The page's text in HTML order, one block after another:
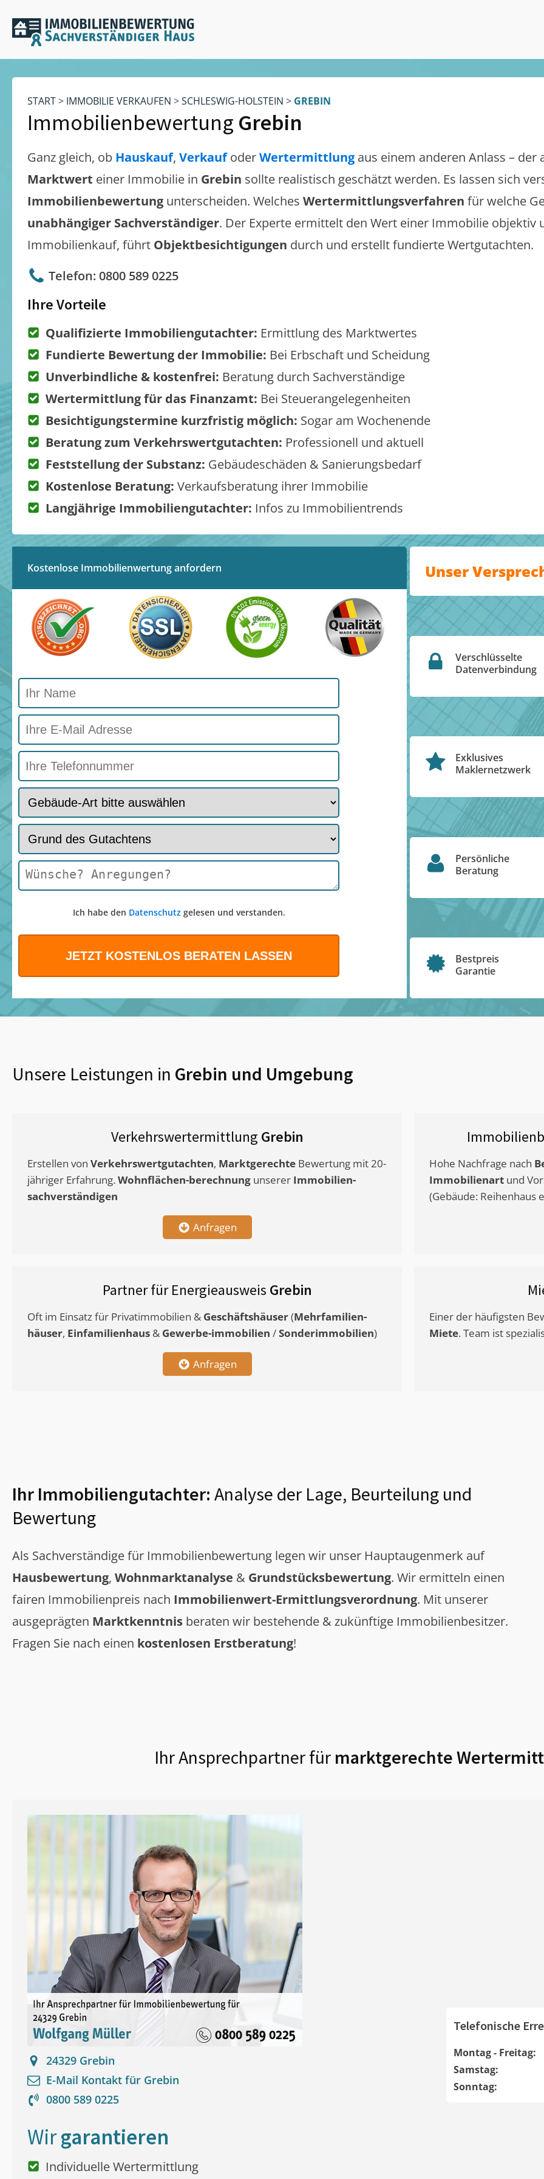
START> IMMOBILIE VERKAUFEN >SCHLESWIG-HOLSTEIN > GREBIN
Immobilienbewertung Grebin
Ganz gleich, ob Hauskauf, VerkaufoderWertermittlung aus einem anderen Anlass – der
Marktwert einer Immobilie in Grebin sollte realistisch geschätzt werden. Es lassen sich
Immobilienbewertung unterscheiden. Welches Wertermittlungsverfahren für welche
unabhängiger Sachverständiger. Der Experte ermittelt den Wert einer Immobilie objektiv
Immobilienkauf, führt Objektbesichtigungen durch und erstellt fundierte Wertgutachten.
Telefon: 0800 589 0225
Ihre Vorteile
Qualifizierte Immobiliengutachter: Ermittlung des Marktwertes
Fundierte Bewertung der Immobilie: Bei Erbschaft und Scheidung
Unverbindliche & kostenfrei: Beratung durch Sachverständige
Wertermittlung für das Finanzamt: Bei Steuerangelegenheiten
Besichtigungstermine kurzfristig möglich: Sogar am Wochenende
Beratung zum Verkehrswertgutachten: Professionell und aktuell
Feststellung der Substanz: Gebäudeschäden & Sanierungsbedarf
Kostenlose Beratung: Verkaufsberatung ihrer Immobilie
Langjährige Immobiliengutachter: Infos zu Immobilientrends
Kostenlose Immobilienwertung anfordern
Ich habe den Datenschutzgelesen und verstanden.
Unser
Verschlüsselte
Datenverbindung
Exklusives
Maklernetzwerk
Persönliche
Beratung
Bestpreis
Garantie
Unsere Leistungen in Grebin und Umgebung
Verkehrswertermittlung Grebin
Erstellen von Verkehrswertgutachten, Marktgerechte Bewertung mit 20-
jähriger Erfahrung. Wohnflächen-berechnung unserer Immobilien-
sachverständigen
Anfragen
Hohe Nachfrage nach
Immobilienart und
(Gebäude: Reihenhaus
Partner für Energieausweis Grebin
Oft im Einsatz für Privatimmobilien & Geschäftshäuser(Mehrfamilien-
häuser, Einfamilienhaus & Gewerbe-immobilien /Sonderimmobilien)
Anfragen
Einer der häufigsten
Miete. Team ist
Ihr Immobiliengutachter: Analyse der Lage, Beurteilung und
Bewertung
Als Sachverständige für Immobilienbewertung legen wir unser Hauptaugenmerk auf
Hausbewertung, Wohnmarktanalyse & Grundstücksbewertung. Wir ermitteln einen
fairen Immobilienpreis nach Immobilienwert-Ermittlungsverordnung. Mit unserer
ausgeprägten Marktkenntnis beraten wir bestehende & zukünftige Immobilienbesitzer.
Fragen Sie nach einen kostenlosen Erstberatung!
Ihr Ansprechpartner fürmarktgerechte
24329 Grebin
E-Mail Kontakt für Grebin
0800 589 0225
Telefonische
Montag - Freitag:
Samstag:
Sonntag:
Wirgarantieren
Individuelle Wertermittlung